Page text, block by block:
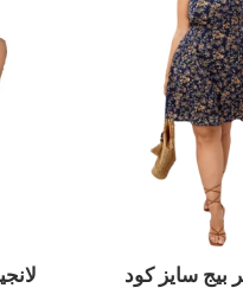
سايز كود